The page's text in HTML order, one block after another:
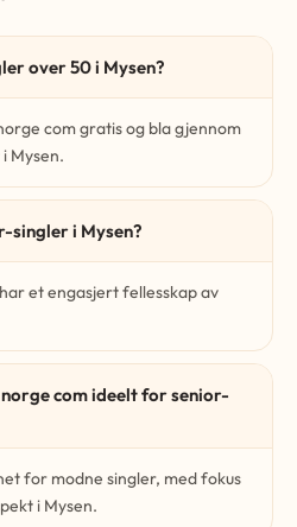
over 50 i Mysen?
com gratis og bla gjennom
Mysen.
singler i Mysen?
et engasjert fellesskap av
com ideelt for senior-
for modne singler, med fokus
i Mysen.